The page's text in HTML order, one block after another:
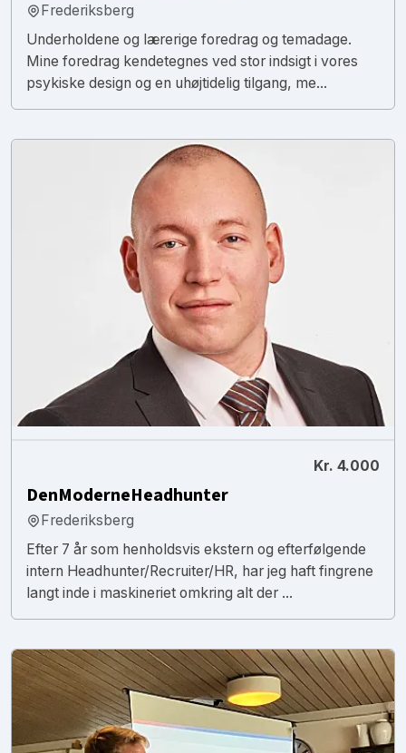
Frederiksberg
Underholdene og lærerige foredrag og temadage.
Mine foredrag kendetegnes ved stor indsigt i vores
psykiske design og en uhøjtidelig tilgang, me...
Kr. 4.000
DenModerneHeadhunter
Frederiksberg
Efter 7 år som henholdsvis ekstern og efterfølgende
intern Headhunter/Recruiter/HR, har jeg haft fingrene
langt inde i maskineriet omkring alt der ...